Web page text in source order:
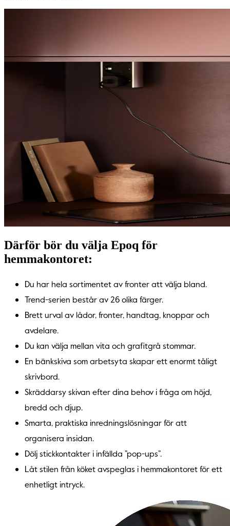
Därför bör du välja Epoq för
hemmakontoret:
Du har hela sortimentet av fronter att välja bland.
Trend-serien består av 26 olika färger.
Brett urval av lådor, fronter, handtag, knoppar och
avdelare.
Du kan välja mellan vita och grafitgrå stommar.
En bänkskiva som arbetsyta skapar ett enormt tåligt
skrivbord.
Skräddarsy skivan efter dina behov i fråga om höjd,
bredd och djup.
Smarta, praktiska inredningslösningar för att
organisera insidan.
Dölj stickkontakter i infällda ”pop-ups”.
Låt stilen från köket avspeglas i hemmakontoret för ett
enhetligt intryck.